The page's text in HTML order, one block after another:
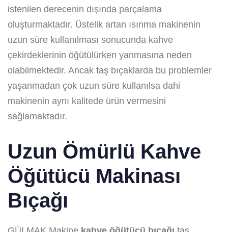
istenilen derecenin dışında parçalama
oluşturmaktadır. Üstelik artan ısınma makinenin
uzun süre kullanılması sonucunda kahve
çekirdeklerinin öğütülürken yanmasına neden
olabilmektedir. Ancak taş bıçaklarda bu problemler
yaşanmadan çok uzun süre kullanılsa dahi
makinenin aynı kalitede ürün vermesini
sağlamaktadır.
Uzun Ömürlü Kahve
Öğütücü Makinası
Bıçağı